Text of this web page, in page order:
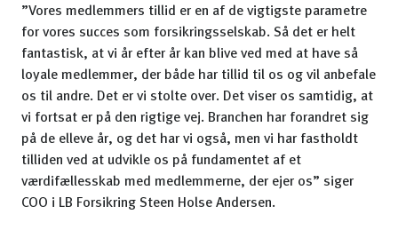
”Vores medlemmers tillid er en af de vigtigste parametre
for vores succes som forsikringsselskab. Så det er helt
fantastisk, at vi år efter år kan blive ved med at have så
loyale medlemmer, der både har tillid til os og vil anbefale
os til andre. Det er vi stolte over. Det viser os samtidig, at
vi fortsat er på den rigtige vej. Branchen har forandret sig
på de elleve år, og det har vi også, men vi har fastholdt
tilliden ved at udvikle os på fundamentet af et
værdifællesskab med medlemmerne, der ejer os” siger
COO i LB Forsikring Steen Holse Andersen.